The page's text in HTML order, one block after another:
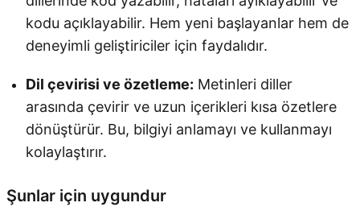
kodu açıklayabilir. Hem yeni başlayanlar hem de
deneyimli geliştiriciler için faydalıdır.
Dil çevirisi ve özetleme: Metinleri diller
arasında çevirir ve uzun içerikleri kısa özetlere
dönüştürür. Bu, bilgiyi anlamayı ve kullanmayı
kolaylaştırır.
Şunlar için uygundur